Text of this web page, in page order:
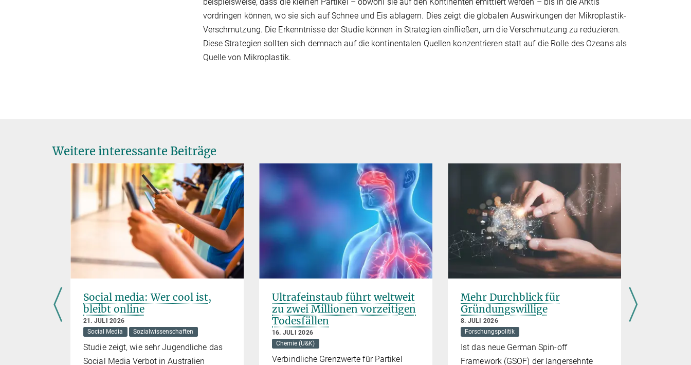
vordringen können, wo sie sich auf Schnee und Eis ablagern. Dies zeigt die globalen Auswirkungen der Mikroplastik-
Verschmutzung. Die Erkenntnisse der Studie können in Strategien einfließen, um die Verschmutzung zu reduzieren.
Diese Strategien sollten sich demnach auf die kontinentalen Quellen konzentrieren statt auf die Rolle des Ozeans als
Quelle von Mikroplastik.
Weitere interessante Beiträge
Social media: Wer cool ist,
bleibt online
21. JULI 2026
Social Media
Sozialwissenschaften
Studie zeigt, wie sehr Jugendliche das
Social Media Verbot in Australien
Ultrafeinstaub führt weltweit
zu zwei Millionen vorzeitigen
Todesfällen
16. JULI 2026
Chemie (U&K)
Verbindliche Grenzwerte für Partikel
Mehr Durchblick für
Gründungswillige
8. JULI 2026
Forschungspolitik
Ist das neue German Spin-off
Framework (GSOF) der langersehnte